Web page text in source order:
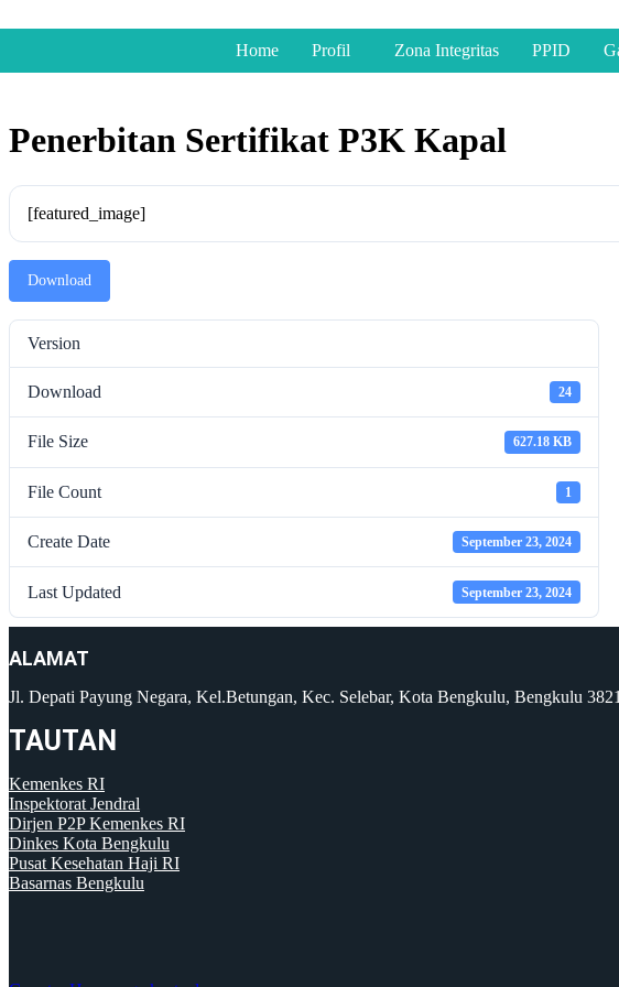
Home Profil Zona Integritas PPID
Penerbitan Sertifikat P3K Kapal
[featured_image]
Download
Version
Download 24
File Size 627.18 KB
File Count 1
Create Date September 23, 2024
Last Updated September 23, 2024
ALAMAT
Jl. Depati Payung Negara, Kel.Betungan, Kec. Selebar, Kota Bengkulu, Bengkulu
TAUTAN
Kemenkes RI
Inspektorat Jendral
Dirjen P2P Kemenkes RI
Dinkes Kota Bengkulu
Pusat Kesehatan Haji RI
Basarnas Bengkulu